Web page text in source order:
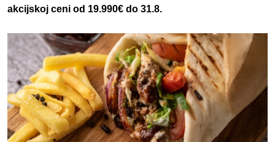
akcijskoj ceni od 19.990€ do 31.8.